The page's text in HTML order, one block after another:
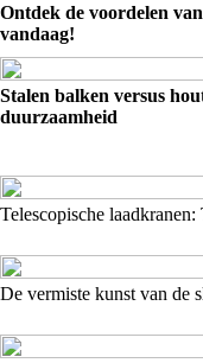
Ontdek de voordelen
vandaag!
Stalen balken versus
duurzaamheid
Telescopische
De vermiste kunst van de